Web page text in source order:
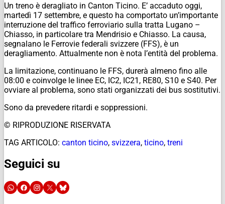
Un treno è deragliato in Canton Ticino. E’ accaduto oggi,
martedì 17 settembre, e questo ha comportato un’importante
interruzione del traffico ferroviario sulla tratta Lugano –
Chiasso, in particolare tra Mendrisio e Chiasso. La causa,
segnalano le Ferrovie federali svizzere (FFS), è un
deragliamento. Attualmente non è nota l’entità del problema.
La limitazione, continuano le FFS, durerà almeno fino alle
08:00 e coinvolge le linee EC, IC2, IC21, RE80, S10 e S40. Per
ovviare al problema, sono stati organizzati dei bus sostitutivi.
Sono da prevedere ritardi e soppressioni.
© RIPRODUZIONE RISERVATA
TAG ARTICOLO: canton ticino, svizzera, ticino, treni
Seguici su